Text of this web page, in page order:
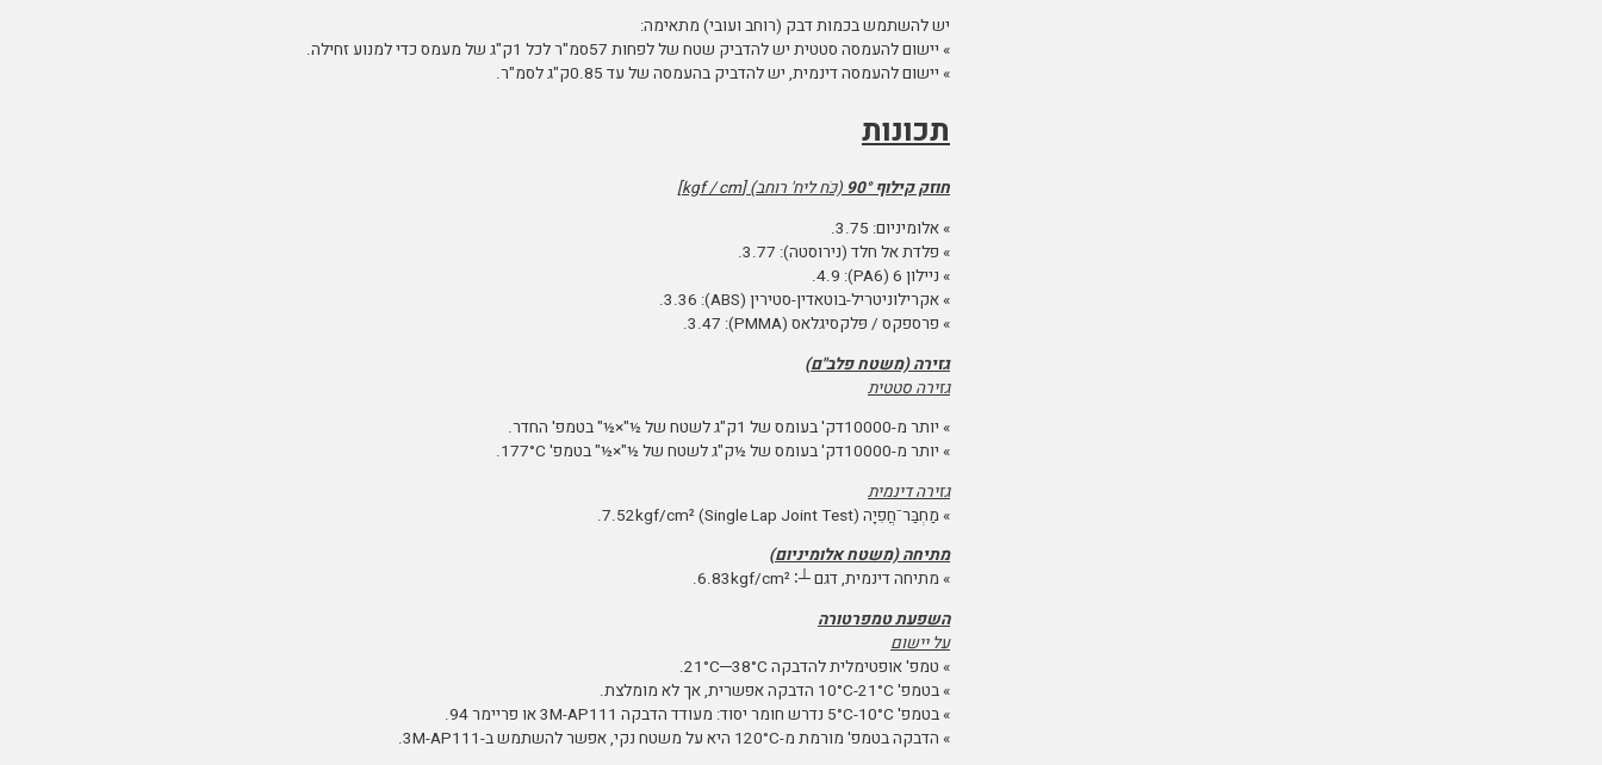
יש להשתמש בכמות דבק (רוחב ועובי) מתאימה:
» יישום להעמסה סטטית יש להדביק שטח של לפחות 57סמ"ר לכל 1ק"ג של מעמס כדי למנוע זחילה.
» יישום להעמסה דינמית, יש להדביק בהעמסה של עד 0.85ק"ג לסמ"ר.
תכונות
חוזק קילוף90°(כֺּח ליח' רוחב) [kgf ∕ cm
]
» אלומיניום: 3.75.
» פלדת אל חלד (נירוסטה): 3.77.
» ניילון 6 (PA6): 4.9.
» אקרילוניטריל-בוטאדין-סטירין (ABS): 3.36.
» פרספקס / פּלקסיגלאס (PMMA): 3.47.
גזירה (משטח פלב"ם)
גזירה סטטית
» יותר מ-10000דק' בעומס של 1ק"ג לשטח של ½"×½" בטמפ' החדר.
» יותר מ-10000דק' בעומס של ½ק"ג לשטח של ½"×½" בטמפ' 177°C.
גזירה דינמית
» מַחְבַּר⁻חֲפִיָה 7.52kgf/cm² (Single Lap Joint Test).
מתיחה (משטח אלומיניום)
» מתיחה דינמית, דגם┴
∶ 6.83kgf/cm².
השפעת טמפרטורה
על יישום
» טמפ' אופטימלית להדבקה 21°C─38°C.
» בטמפ' 10°C-21°C הדבקה אפשרית, אך לא מומלצת.
» בטמפ' 5°C-10°C נדרש חומר יסוד: מעודד הדבקה 3M-AP111 או פריימר 94.
» הדבקה בטמפ' מורמת מ-120°C היא על משטח נקי, אפשר להשתמש ב-3M-AP111.